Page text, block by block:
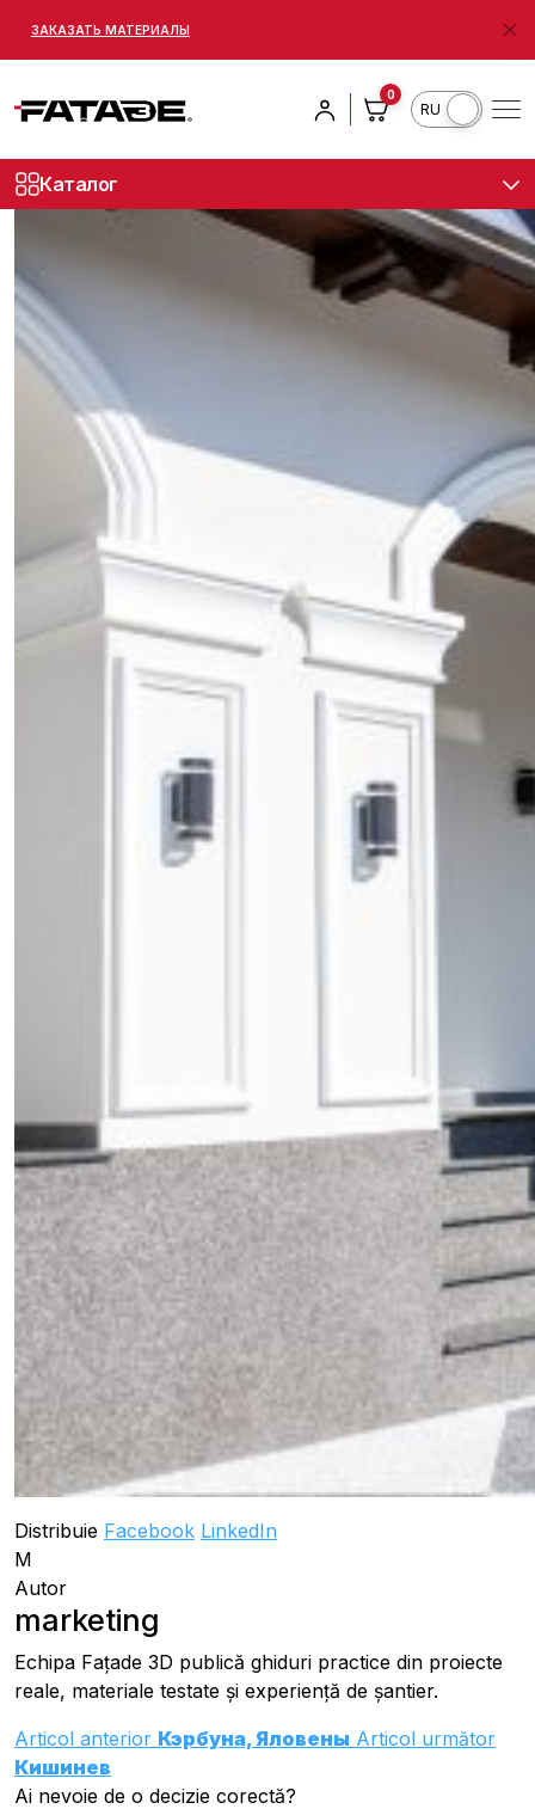
ЗАКАЗАТЬ МАТЕРИАЛЫ
Каталог
0
marketing 27.08.2025
Distribuie Facebook LinkedIn
M
Autor
marketing
Echipa Fațade 3D publică ghiduri practice din proiecte
reale, materiale testate și experiență de șantier.
Articol anterior Кэрбуна, Яловены Articol următor
Кишинев
Ai nevoie de o decizie corectă?